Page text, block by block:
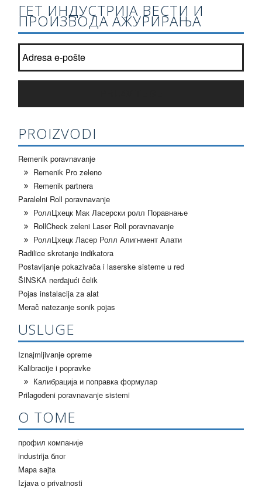
ГЕТ ИНДУСТРИЈА ВЕСТИ И
ПРОИЗВОДА АЖУРИРАЊА
Придружите нашу листу билтен? *
PROIZVODI
Remenik poravnavanje
Remenik Pro zeleno
Remenik partnera
Paralelni Roll poravnavanje
РоллЦхецк Мак Ласерски ролл Поравнање
RollCheck zeleni Laser Roll poravnavanje
РоллЦхецк Ласер Ролл Алигнмент Алати
Radilice skretanje indikatora
Postavljanje pokazivača i laserske sisteme u red
ŠINSKA nerđajući čelik
Pojas instalacija za alat
Merač natezanje sonik pojas
USLUGE
Iznajmljivanje opreme
Kalibracije i popravke
Калибрација и поправка формулар
Prilagođeni poravnavanje sistemi
О ТОМЕ
профил компаније
industrija блог
Mapa sajta
Izjava o privatnosti